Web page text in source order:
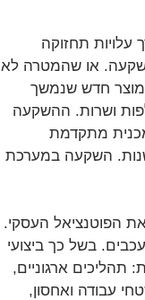
תחזוקה
השקעה. או שהמטרה לא
מוצר חדש שנמשך
ושרות. ההשקעה
מתקדמת
השקעה במערכת
הפוטנציאל העסקי.
בשל כך ביצועי
תהליכים ארגוניים,
עבודה ואחסון,